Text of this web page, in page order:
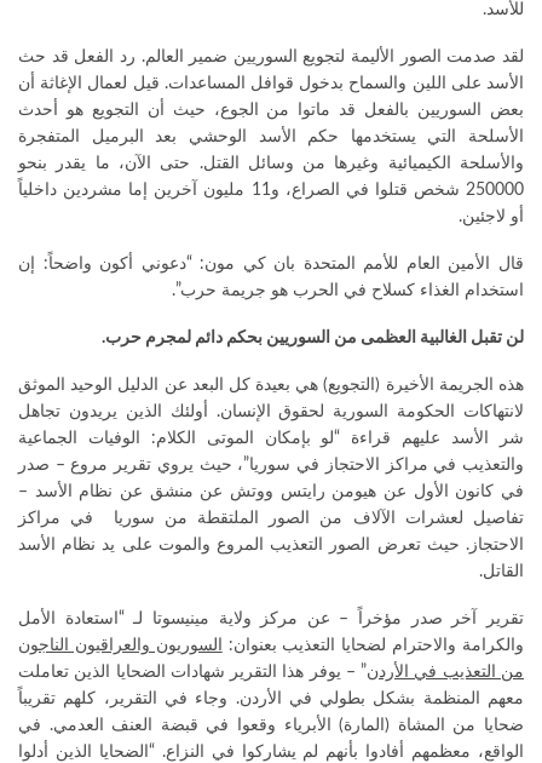
للأسد.
لقد صدمت الصور الأليمة لتجويع السوريين ضمير العالم. رد الفعل قد حث
الأسد على اللين والسماح بدخول قوافل المساعدات. قيل لعمال الإغاثة أن
بعض السوريين بالفعل قد ماتوا من الجوع، حيث أن التجويع هو أحدث
الأسلحة التي يستخدمها حكم الأسد الوحشي بعد البرميل المتفجرة
والأسلحة الكيميائية وغيرها من وسائل القتل. حتى الآن، ما يقدر بنحو
250000 شخص قتلوا في الصراع، و11 مليون آخرين إما مشردين داخلياً
أو لاجئين.
قال الأمين العام للأمم المتحدة بان كي مون: “دعوني أكون واضحاً: إن
استخدام الغذاء كسلاح في الحرب هو جريمة حرب”.
لن تقبل الغالبية العظمى من السوريين بحكم دائم لمجرم حرب.
هذه الجريمة الأخيرة (التجويع) هي بعيدة كل البعد عن الدليل الوحيد الموثق
لانتهاكات الحكومة السورية لحقوق الإنسان. أولئك الذين يريدون تجاهل
شر الأسد عليهم قراءة “لو بإمكان الموتى الكلام: الوفيات الجماعية
والتعذيب في مراكز الاحتجاز في سوريا”، حيث يروي تقرير مروع – صدر
في كانون الأول عن هيومن رايتس ووتش عن منشق عن نظام الأسد –
تفاصيل لعشرات الآلاف من الصور الملتقطة من سوريا في مراكز
الاحتجاز. حيث تعرض الصور التعذيب المروع والموت على يد نظام الأسد
القاتل.
تقرير آخر صدر مؤخراً – عن مركز ولاية مينيسوتا لـ “استعادة الأمل
والكرامة والاحترام لضحايا التعذيب بعنوان:
السوريون والعراقيون الناجون
من التعذيب في الأردن” – يوفر هذا التقرير شهادات الضحايا الذين تعاملت
معهم المنظمة بشكل بطولي في الأردن. وجاء في التقرير، كلهم تقريباً
ضحايا من المشاة (المارة) الأبرياء وقعوا في قبضة العنف العدمي. في
الواقع، معظمهم أفادوا بأنهم لم يشاركوا في النزاع. “الضحايا الذين أدلوا